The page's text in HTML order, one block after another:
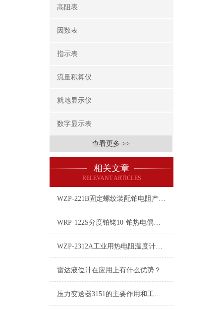
高阻表
因数表
指示表
流量积算仪
就地显示仪
数字显示表
查看更多 >>
相关文章
RELEVANT ARTICLES
WZP-221B固定螺纹装配铂电阻产品介绍
WRP-122S分度铂铑10-铂热电偶介绍
WZP-2312A工业用热电阻温度计的使用时不可不顾的注意事项一
雷达液位计在应用上有什么优势？
压力变送器3151的主要作用和工作原理